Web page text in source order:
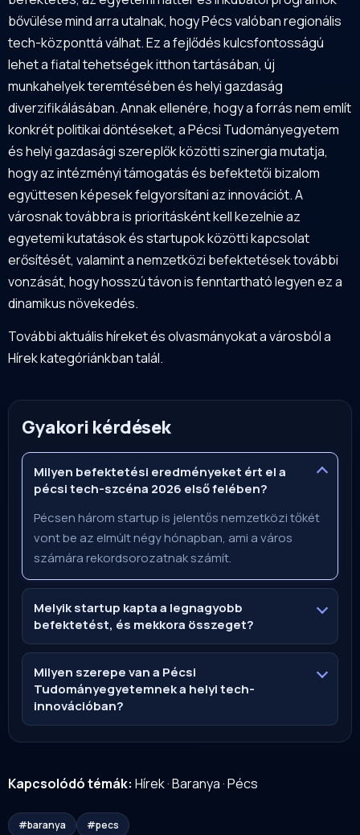
bővülése mind arra utalnak, hogy Pécs valóban regionális
tech-központtá válhat. Ez a fejlődés kulcsfontosságú
lehet a fiatal tehetségek itthon tartásában, új
munkahelyek teremtésében és helyi gazdaság
diverzifikálásában. Annak ellenére, hogy a forrás nem említ
konkrét politikai döntéseket, a Pécsi Tudományegyetem
és helyi gazdasági szereplők közötti szinergia mutatja,
hogy az intézményi támogatás és befektetői bizalom
együttesen képesek felgyorsítani az innovációt. A
városnak továbbra is prioritásként kell kezelnie az
egyetemi kutatások és startupok közötti kapcsolat
erősítését, valamint a nemzetközi befektetések további
vonzását, hogy hosszú távon is fenntartható legyen ez a
dinamikus növekedés.
További aktuális híreket és olvasmányokat a városból a
Hírek kategóriánkban talál.
Gyakori kérdések
Milyen befektetési eredményeket ért el a
pécsi tech-szcéna 2026 első felében?
Pécsen három startup is jelentős nemzetközi tőkét
vont be az elmúlt négy hónapban, ami a város
számára rekordsorozatnak számít.
Melyik startup kapta a legnagyobb
befektetést, és mekkora összeget?
Milyen szerepe van a Pécsi
Tudományegyetemnek a helyi tech-
innovációban?
Kapcsolódó témák: Hírek·Baranya·Pécs
#baranya #pecs